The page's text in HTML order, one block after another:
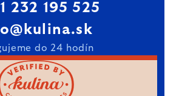
232 195 525
do 24 hodín